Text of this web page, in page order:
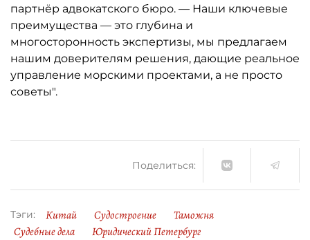
партнёр адвокатского бюро. — Наши ключевые
преимущества — это глубина и
многосторонность экспертизы, мы предлагаем
нашим доверителям решения, дающие реальное
управление морскими проектами, а не просто
советы".
Поделиться:
Тэги: Китай Судостроение
Таможня
Судебные дела
Юридический Петербург